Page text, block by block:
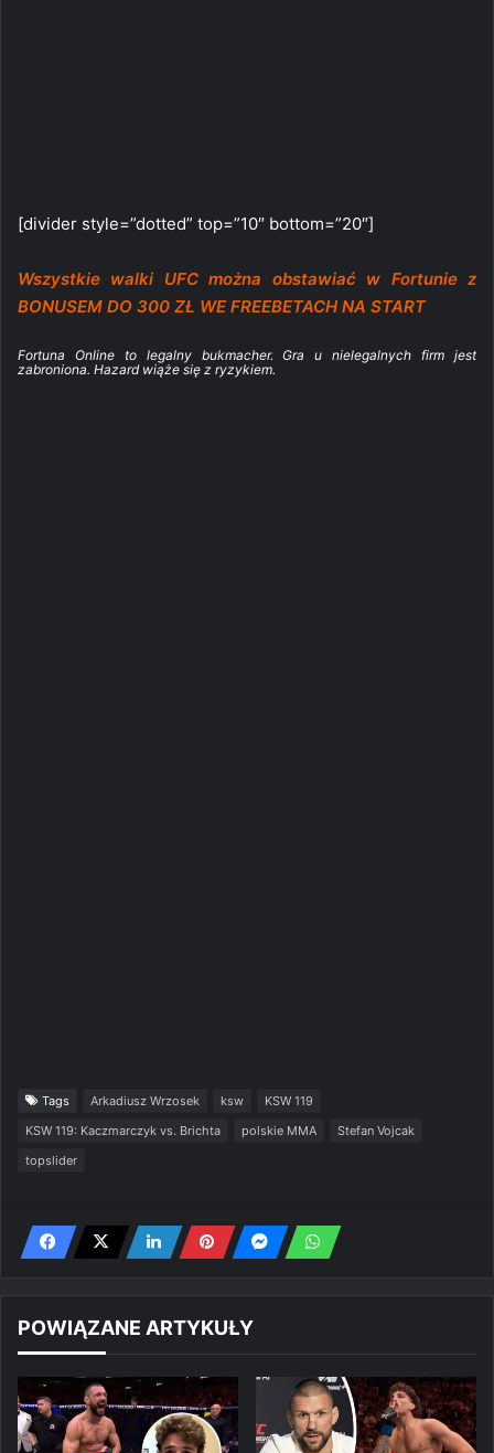
[divider style=”dotted” top=”10″ bottom=”20″]
Wszystkie walki UFC można obstawiać w Fortunie z
BONUSEM DO 300 ZŁ WE FREEBETACH NA START
Fortuna Online to legalny bukmacher. Gra u nielegalnych firm jest
zabroniona. Hazard wiąże się z ryzykiem.
Tags Arkadiusz Wrzosek ksw
KSW 119
KSW 119: Kaczmarczyk vs. Brichta
polskie MMA
Stefan Vojcak
topslider
POWIĄZANE ARTYKUŁY